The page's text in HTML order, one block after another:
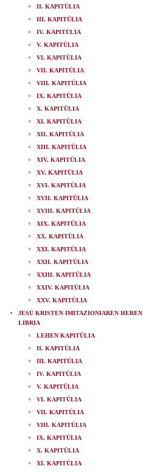
II. KAPITÜLIA
III. KAPITÜLIA
IV. KAPITÜLIA
V. KAPITÜLIA
VI. KAPITÜLIA
VII. KAPITÜLIA
VIII. KAPITÜLIA
IX. KAPITÜLIA
X. KAPITÜLIA
XI. KAPITÜLIA
XII. KAPITÜLIA
XIII. KAPITÜLIA
XIV. KAPITÜLIA
XV. KAPITÜLIA
XVI. KAPITÜLIA
XVII. KAPITÜLIA
XVIII. KAPITÜLIA
XIX. KAPITÜLIA
XX. KAPITÜLIA
XXI. KAPITÜLIA
XXII. KAPITÜLIA
XXIII. KAPITÜLIA
XXIV. KAPITÜLIA
XXV. KAPITÜLIA
JESÜ KRISTEN IMITAZIONIAREN HEREN
LIBRIA
LEHEN KAPITÜLIA
II. KAPITÜLIA
III. KAPITÜLIA
IV. KAPITÜLIA
V. KAPITÜLIA
VI. KAPITÜLIA
VII. KAPITÜLIA
VIII. KAPITÜLIA
IX. KAPITÜLIA
X. KAPITÜLIA
XI. KAPITÜLIA